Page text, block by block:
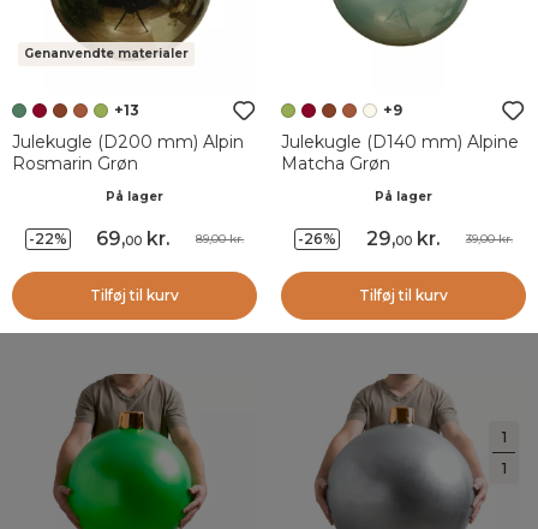
1
1
Genanvendte materialer
+13
Julekugle (D200 mm) Alpin
Rosmarin Grøn
På lager
-22% 69,00 kr. 89,00 kr.
Tilføj til kurv
+9
Julekugle (D140 mm) Alpine
Matcha Grøn
På lager
-26% 29,00 kr. 39,00 kr.
Tilføj til kurv